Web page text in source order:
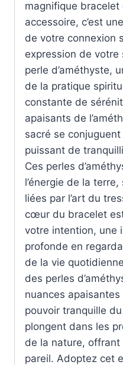
magnifique bracelet
accessoire, c’est
de votre connexion
expression de votre
perle d’améthyste,
de la pratique
constante de
apaisants de
sacré se
puissant de
Ces perles
l’énergie de la
liées par l’art du
cœur du bracelet
votre intention, une
profonde en
de la vie
des perles
nuances
pouvoir tranquille
plongent dans les
de la nature, offrant
pareil. Adoptez cet